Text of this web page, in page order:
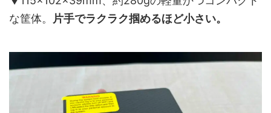
な筐体。 片手でラクラク掴めるほど小さい。